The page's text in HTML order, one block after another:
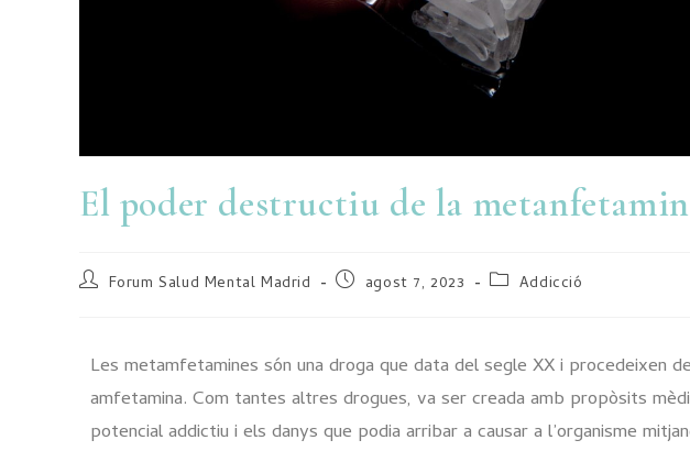
El poder destructiu de la
Forum Salud Mental Madrid agost 7, 2023 Addicció
Les metamfetamines són una droga que data del segle XX i procedeixen
amfetamina. Com tantes altres drogues, va ser creada amb propòsits
potencial addictiu i els danys que podia arribar a causar a l’organisme